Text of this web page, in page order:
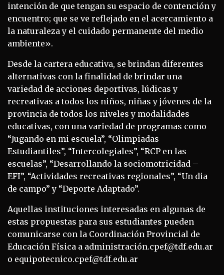
intención de que tengan su espacio de contención y
encuentro; que se ve reflejado en el acercamiento a
la naturaleza y el cuidado permanente del medio
ambiente».
Desde la cartera educativa, se brindan diferentes
alternativas con la finalidad de brindar una
variedad de acciones deportivas, lúdicas y
recreativas a todos los niños, niñas y jóvenes de la
provincia de todos los niveles y modalidades
educativas, con una variedad de programas como
“Jugando en mi escuela”, “Olimpiadas
Estudiantiles”, “Intercolegiales”, “RCP en las
escuelas”, “Desarrollando la sociomotricidad –
EFI”, “Actividades recreativas regionales”, “Un dia
de campo” y “Deporte Adaptado”.
Aquellas instituciones interesadas en algunas de
estas propuestas para sus estudiantes pueden
comunicarse con la Coordinación Provincial de
Educación Física a administración.cpef@tdf.edu.ar
o equipotecnico.cpef@tdf.edu.ar